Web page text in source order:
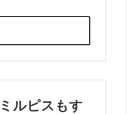
ルピスもす